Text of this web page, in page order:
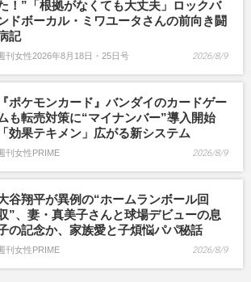
！”「根拠がなくても大丈夫」ロックバ
ドボーカル・ミワユータさんの前向き闘
記
刊女性2026年8月18日・25日号 2026/8/9
『ポケモンカード』バンダイのカードゲー
も転売対策に“マイナンバー”導入開始
「効果テキメン」広がる新システム
刊女性PRIME 2026/8/9
谷翔平が異例の“ホームランボール回
”、妻・真美子さんと球場デビューの息
の記念か、家族愛と子煩悩パパ秘話
刊女性PRIME 2026/8/9